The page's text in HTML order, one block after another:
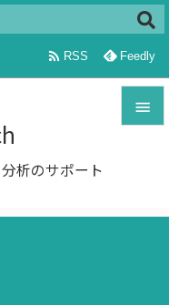
析のサポート

サイド
 RSS Feedly